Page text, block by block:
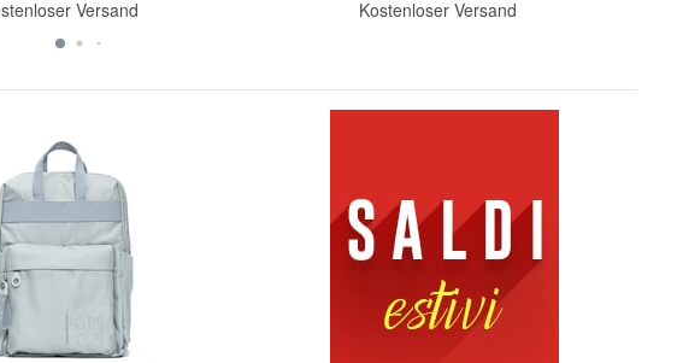
Versand Kostenloser Versand